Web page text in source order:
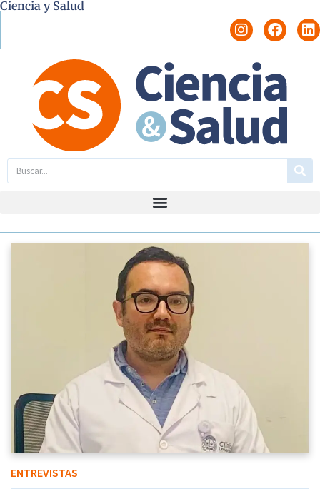
Ciencia y Salud
ENTREVISTAS